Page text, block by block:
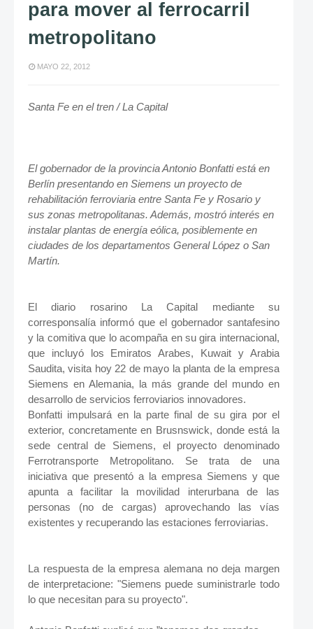
para mover al ferrocarril
metropolitano
MAYO 22, 2012
Santa Fe en el tren / La Capital
El gobernador de la provincia Antonio Bonfatti está en
Berlín presentando en Siemens un proyecto de
rehabilitación ferroviaria entre Santa Fe y Rosario y
sus zonas metropolitanas. Además, mostró interés en
instalar plantas de energía eólica, posiblemente en
ciudades de los departamentos General López o San
Martín.
El diario rosarino La Capital mediante su
corresponsalía informó que el gobernador santafesino
y la comitiva que lo acompaña en su gira internacional,
que incluyó los Emiratos Arabes, Kuwait y Arabia
Saudita, visita hoy 22 de mayo la planta de la empresa
Siemens en Alemania, la más grande del mundo en
desarrollo de servicios ferroviarios innovadores.
Bonfatti impulsará en la parte final de su gira por el
exterior, concretamente en Brusnswick, donde está la
sede central de Siemens, el proyecto denominado
Ferrotransporte Metropolitano. Se trata de una
iniciativa que presentó a la empresa Siemens y que
apunta a facilitar la movilidad interurbana de las
personas (no de cargas) aprovechando las vías
existentes y recuperando las estaciones ferroviarias.
La respuesta de la empresa alemana no deja margen
de interpretacione: "Siemens puede suministrarle todo
lo que necesitan para su proyecto".